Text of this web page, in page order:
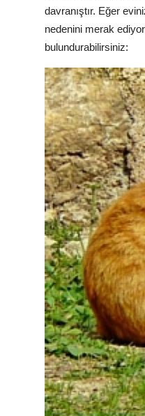
davranıştır. Eğer
nedenini merak
bulundurabilirsiniz: